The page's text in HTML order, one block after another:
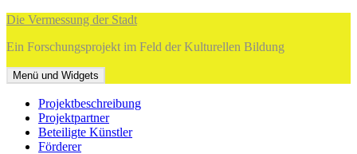
Zum
springen
Die Vermessung der Stadt
Ein Forschungsprojekt im Feld der Kulturellen Bildung
Menü und Widgets
Projektbeschreibung
Projektpartner
Beteiligte Künstler
Förderer